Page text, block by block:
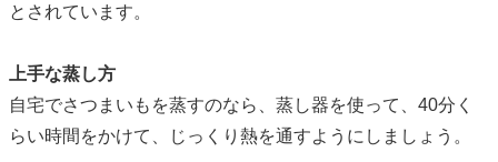
とされています。
上手な蒸し方
自宅でさつまいもを蒸すのなら、蒸し器を使って、40分く
らい時間をかけて、じっくり熱を通すようにしましょう。